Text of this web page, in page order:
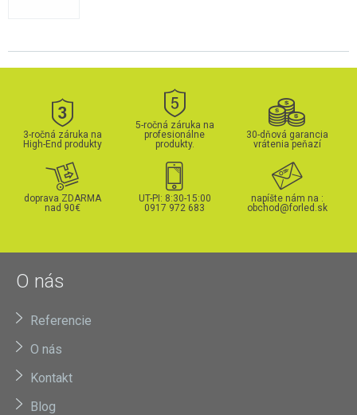
3-ročná záruka na
High-End produkty
5-ročná záruka na
profesionálne
produkty.
30-dňová garancia
vrátenia peňazí
doprava ZDARMA
nad 90€
UT-PI: 8:30-15:00
0917 972 683
napíšte nám na :
obchod@forled.sk
O nás
Referencie
O nás
Kontakt
Blog